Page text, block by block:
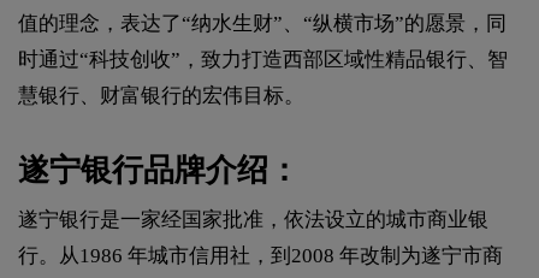
值的理念，表达了“纳水生财”、“纵横市场”的愿景，同
时通过“科技创收”，致力打造西部区域性精品银行、智
慧银行、财富银行的宏伟目标。
遂宁银行品牌介绍：
遂宁银行是一家经国家批准，依法设立的城市商业银
行。从1986 年城市信用社，到2008 年改制为遂宁市商